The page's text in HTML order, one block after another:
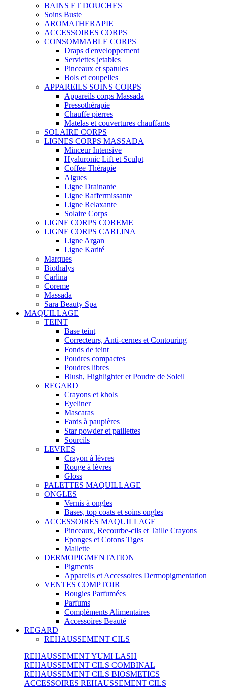
BAINS ET DOUCHES
Soins Buste
AROMATHERAPIE
ACCESSOIRES CORPS
CONSOMMABLE CORPS
Draps d'enveloppement
Serviettes jetables
Pinceaux et spatules
Bols et coupelles
APPAREILS SOINS CORPS
Appareils corps Massada
Pressothérapie
Chauffe pierres
Matelas et couvertures chauffants
SOLAIRE CORPS
LIGNES CORPS MASSADA
Minceur Intensive
Hyaluronic Lift et Sculpt
Coffee Thérapie
Algues
Ligne Drainante
Ligne Raffermissante
Ligne Relaxante
Solaire Corps
LIGNE CORPS COREME
LIGNE CORPS CARLINA
Ligne Argan
Ligne Karité
Marques
Biothalys
Carlina
Coreme
Massada
Sara Beauty Spa
MAQUILLAGE
TEINT
Base teint
Correcteurs, Anti-cernes et Contouring
Fonds de teint
Poudres compactes
Poudres libres
Blush, Highlighter et Poudre de Soleil
REGARD
Crayons et khols
Eyeliner
Mascaras
Fards à paupières
Star powder et paillettes
Sourcils
LEVRES
Crayon à lèvres
Rouge à lèvres
Gloss
PALETTES MAQUILLAGE
ONGLES
Vernis à ongles
Bases, top coats et soins ongles
ACCESSOIRES MAQUILLAGE
Pinceaux, Recourbe-cils et Taille Crayons
Eponges et Cotons Tiges
Mallette
DERMOPIGMENTATION
Pigments
Appareils et Accessoires Dermopigmentation
VENTES COMPTOIR
Bougies Parfumées
Parfums
Compléments Alimentaires
Accessoires Beauté
REGARD
REHAUSSEMENT CILS
REHAUSSEMENT YUMI LASH
REHAUSSEMENT CILS COMBINAL
REHAUSSEMENT CILS BIOSMETICS
ACCESSOIRES REHAUSSEMENT CILS